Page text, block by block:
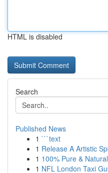
HTML is disabled
Search
Published News
1 ```text
1 Release A Artistic
1 100% Pure &
1 NFL London Taxi